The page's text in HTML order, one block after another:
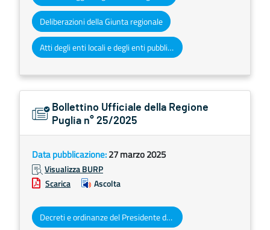
Deliberazioni della Giunta regionale
Atti degli enti locali e degli enti pubblici e privati
Bollettino Ufficiale della Regione
Puglia n° 25/2025
Data pubblicazione:27 marzo 2025
Visualizza BURP
Scarica
Ascolta
Decreti e ordinanze del Presidente della Giunta regionale